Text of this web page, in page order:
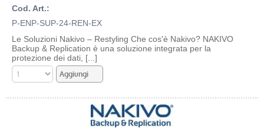
Cod. Art.:
P-ENP-SUP-24-REN-EX
Le Soluzioni Nakivo – Restyling Che cos'è Nakivo? NAKIVO
Backup & Replication è una soluzione integrata per la
protezione dei dati, [...]